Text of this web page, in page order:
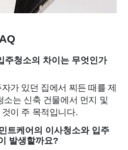
주청소의 차이는 무엇인가
가 있던 집에서 찌든 때를 제
는 신축 건물에서 먼지 및
이 주 목적입니다.
트케어의 이사청소와 입주
발생할까요?